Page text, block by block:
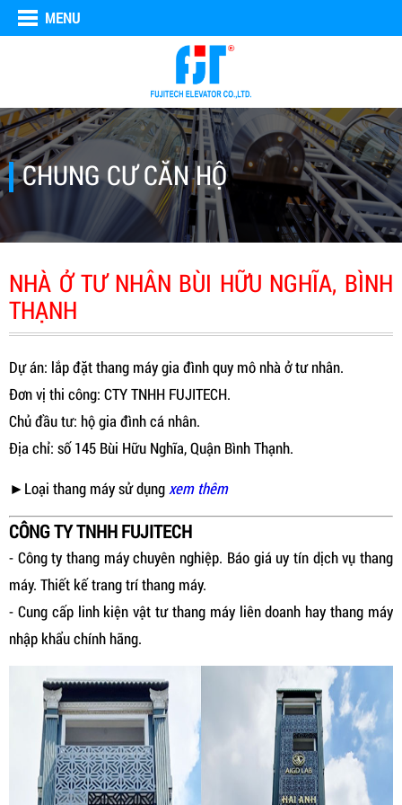
MENU
CHUNG CƯ CĂN HỘ
NHÀ Ở TƯ NHÂN BÙI HỮU NGHĨA, BÌNH
THẠNH
Dự án: lắp đặt thang máy gia đình quy mô nhà ở tư nhân.
Đơn vị thi công: CTY TNHH FUJITECH.
Chủ đầu tư: hộ gia đình cá nhân.
Địa chỉ: số 145 Bùi Hữu Nghĩa, Quận Bình Thạnh.
►Loại thang máy sử dụngxem thêm
CÔNG TY TNHH FUJITECH
- Công ty thang máy chuyên nghiệp. Báo giá uy tín dịch vụ thang
máy. Thiết kế trang trí thang máy.
- Cung cấp linh kiện vật tư thang máy liên doanh hay thang máy
nhập khẩu chính hãng.